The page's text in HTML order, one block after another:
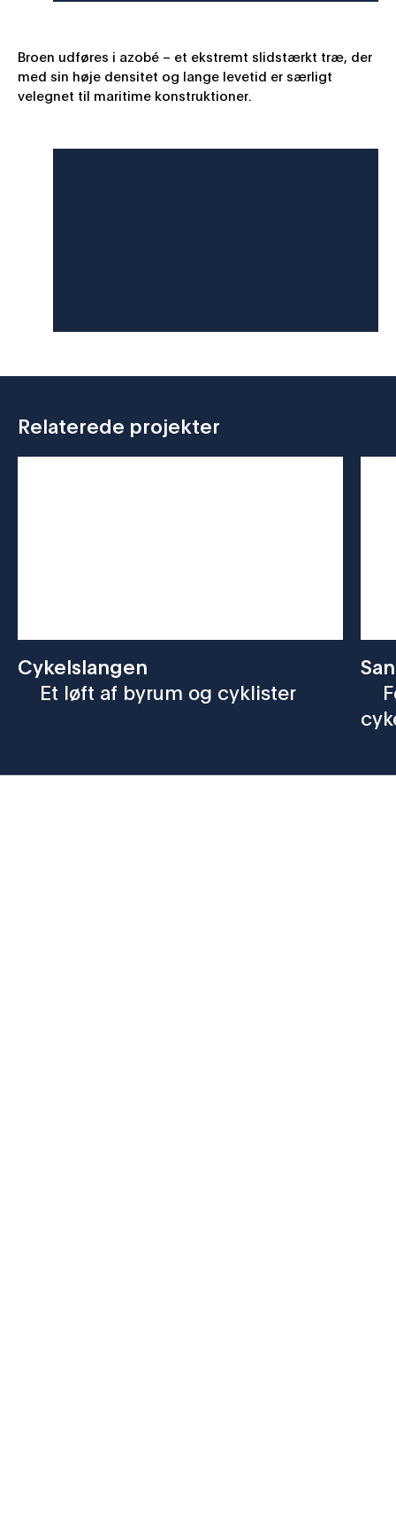
Broen udføres i azobé – et ekstremt slidstærkt træ, der
med sin høje densitet og lange levetid er særligt
velegnet til maritime konstruktioner.
Relaterede projekter
Cykelslangen
Et løft af byrum og cyklister